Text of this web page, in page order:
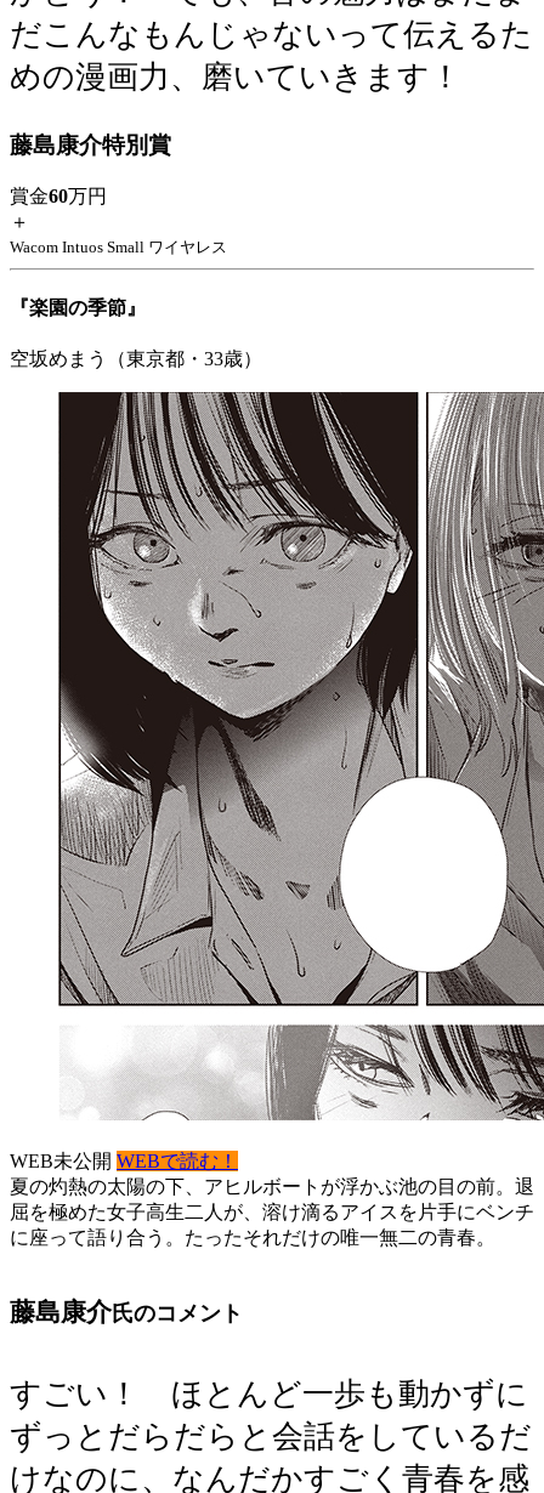
だこんなもんじゃないって伝えるた
めの漫画力、磨いていきます！
藤島康介特別賞
賞金60万円
＋
Wacom Intuos Small ワイヤレス
『楽園の季節』
空坂めまう（東京都・33歳）
WEB未公開 WEBで読む！
夏の灼熱の太陽の下、アヒルボートが浮かぶ池の目の前。退
屈を極めた女子高生二人が、溶け滴るアイスを片手にベンチ
に座って語り合う。たったそれだけの唯一無二の青春。
藤島康介氏のコメント
すごい！ ほとんど一歩も動かずに
ずっとだらだらと会話をしているだ
けなのに、なんだかすごく青春を感